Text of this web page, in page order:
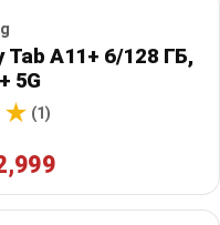
A11+ 6/128 ГБ,
5G
(1)